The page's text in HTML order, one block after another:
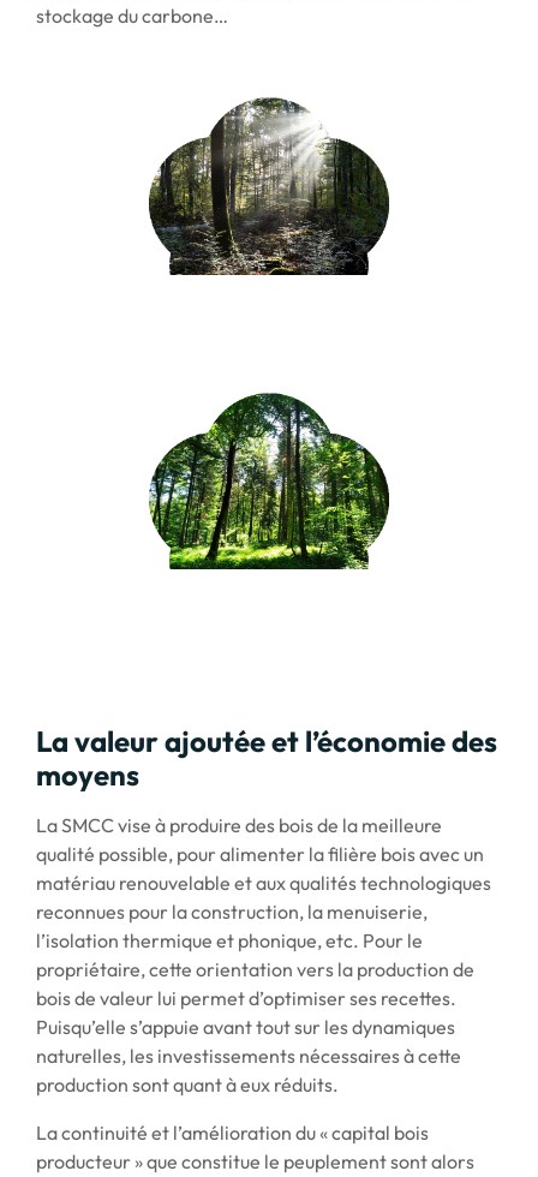
stockage du carbone…
La valeur ajoutée et l’économie des
moyens
La SMCC vise à produire des bois de la meilleure
qualité possible, pour alimenter la filière bois avec un
matériau renouvelable et aux qualités technologiques
reconnues pour la construction, la menuiserie,
l’isolation thermique et phonique, etc. Pour le
propriétaire, cette orientation vers la production de
bois de valeur lui permet d’optimiser ses recettes.
Puisqu’elle s’appuie avant tout sur les dynamiques
naturelles, les investissements nécessaires à cette
production sont quant à eux réduits.
La continuité et l’amélioration du « capital bois
producteur » que constitue le peuplement sont alors